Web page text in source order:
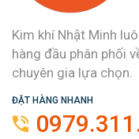
Kim khí Nhật Minh
hàng đầu phân phối
chuyên gia lựa chọn.
ĐẶT HÀNG NHANH